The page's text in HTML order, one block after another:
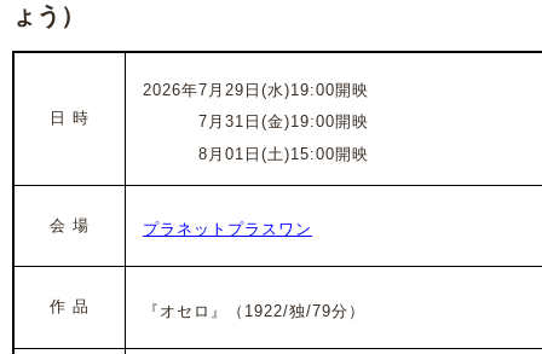
ょう）
日 時
2026年7月29日(水)19:00開映
7月31日(金)19:00開映
8月01日(土)15:00開映
会 場 プラネットプラスワン
作 品 『オセロ』（1922/独/79分）